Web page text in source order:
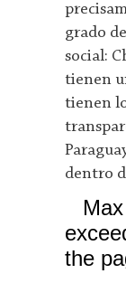
grado
social:
tienen
tienen
dentro